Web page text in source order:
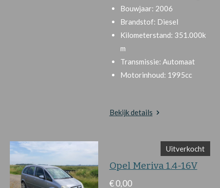
Bouwjaar: 2006
Brandstof: Diesel
Kilometerstand: 351.000k
m
Transmissie: Automaat
Motorinhoud: 1995cc
Bekijk details
Uitverkocht
Opel Meriva 1.4-16V
€ 0,00